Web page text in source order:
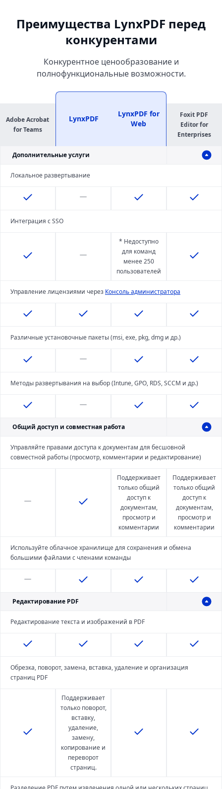
Преимущества LynxPDF перед
конкурентами
Конкурентное ценообразование и
полнофункциональные возможности.
LynxPDF
LynxPDF for
Web
Adobe Acrobat
for Teams
Foxit PDF
Editor for
Enterprises
Дополнительные услуги
Локальное развертывание
Интеграция с SSO
* Недоступно
для команд
менее 250
пользователей
Управление лицензиями через Консоль администратора
Различные установочные пакеты (msi, exe, pkg, dmg и др.)
Методы развертывания на выбор (Intune, GPO, RDS, SCCM и др.)
Общий доступ и совместная работа
Управляйте правами доступа к документам для бесшовной
совместной работы (просмотр, комментарии и редактирование)
Поддерживает
только общий
доступ к
документам,
просмотр и
комментарии
Поддерживает
только общий
доступ к
документам,
просмотр и
комментарии
Используйте облачное хранилище для сохранения и обмена
большими файлами с членами команды
Редактирование PDF
Редактирование текста и изображений в PDF
Обрезка, поворот, замена, вставка, удаление и организация
страниц PDF
Поддерживает
только поворот,
вставку,
удаление,
замену,
копирование и
переворот
страниц.